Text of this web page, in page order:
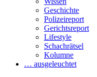
Geschichte
Polizeireport
Gerichtsreport
Lifestyle
Schachrätsel
Kolumne
… ausgeleuchtet